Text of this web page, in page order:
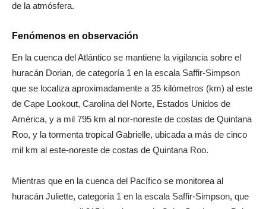
de la atmósfera.
Fenómenos en observación
En la cuenca del Atlántico se mantiene la vigilancia sobre el
huracán Dorian, de categoría 1 en la escala Saffir-Simpson
que se localiza aproximadamente a 35 kilómetros (km) al este
de Cape Lookout, Carolina del Norte, Estados Unidos de
América, y a mil 795 km al nor-noreste de costas de Quintana
Roo, y la tormenta tropical Gabrielle, ubicada a más de cinco
mil km al este-noreste de costas de Quintana Roo.
Mientras que en la cuenca del Pacífico se monitorea al
huracán Juliette, categoría 1 en la escala Saffir-Simpson, que